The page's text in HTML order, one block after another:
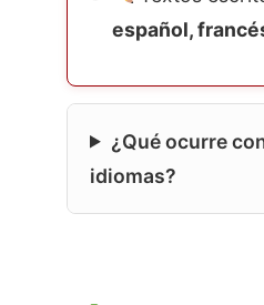
español,
¿Qué ocurre
idiomas?